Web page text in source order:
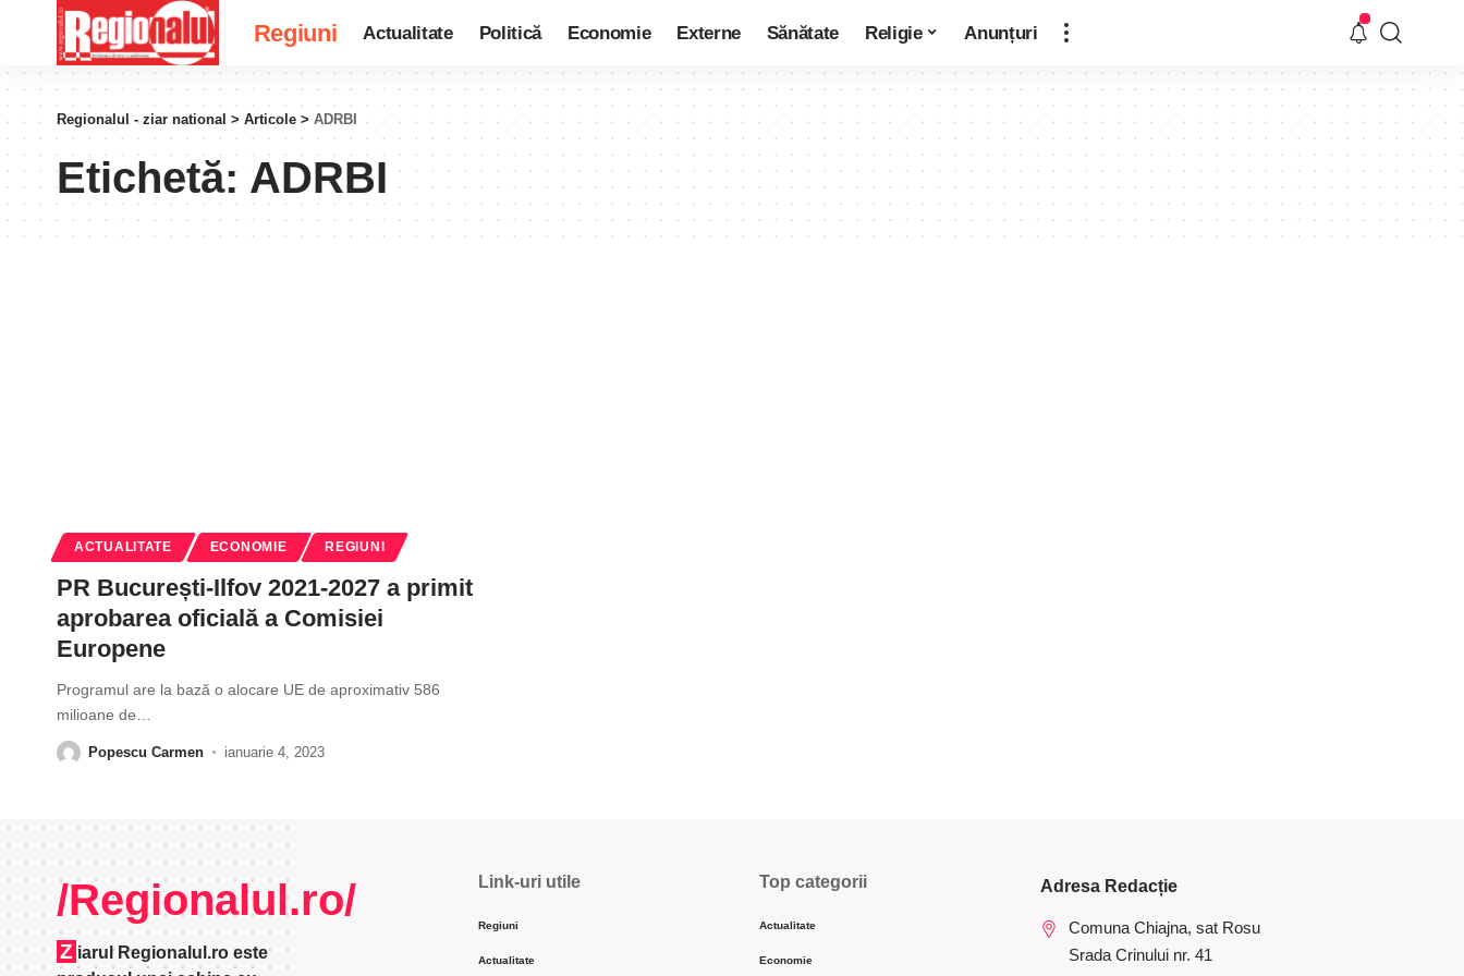
Regiuni Actualitate Politică Economie Externe Sănătate Religie Anunțuri
Regionalul - ziar national > Articole > ADRBI
Etichetă: ADRBI
ACTUALITATE ECONOMIE REGIUNI
PR București-Ilfov 2021-2027 a primit
aprobarea oficială a Comisiei
Europene
Programul are la bază o alocare UE de aproximativ 586
milioane de
Popescu Carmen ianuarie 4, 2023
/Regionalul.ro/
Z iarul Regionalul.ro este
Link-uri utile
Regiuni
Actualitate
Top categorii
Actualitate
Economie
Adresa Redacție
Comuna Chiajna, sat Rosu
Srada Crinului nr. 41